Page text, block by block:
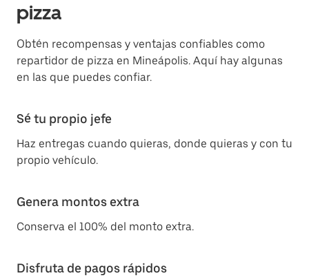
pizza
Obtén recompensas y ventajas confiables como
repartidor de pizza en Mineápolis. Aquí hay algunas
en las que puedes confiar.
Sé tu propio jefe
Haz entregas cuando quieras, donde quieras y con tu
propio vehículo.
Genera montos extra
Conserva el 100% del monto extra.
Disfruta de pagos rápidos